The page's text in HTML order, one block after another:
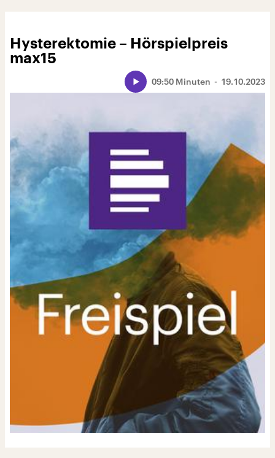
Hysterektomie – Hörspielpreis
max15
19.10.2023
09:50 Minuten